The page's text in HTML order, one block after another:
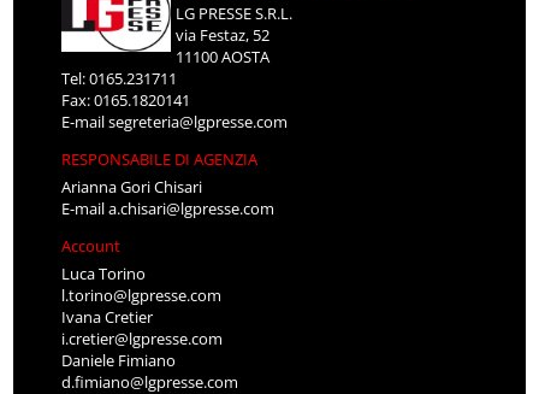
LG PRESSE S.R.L.
via Festaz, 52
11100 AOSTA
Tel: 0165.231711
Fax: 0165.1820141
E-mailsegreteria@lgpresse.com
RESPONSABILE DI AGENZIA
Arianna Gori Chisari
E-maila.chisari@lgpresse.com
Account
Luca Torino
l.torino@lgpresse.com
Ivana Cretier
i.cretier@lgpresse.com
Daniele Fimiano
d.fimiano@lgpresse.com